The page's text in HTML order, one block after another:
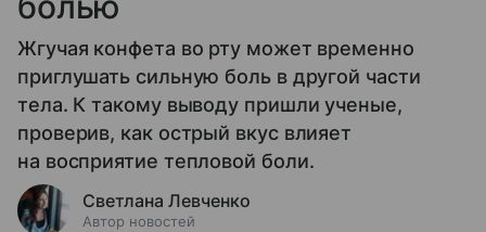
Жгучая конфета во рту может временно
приглушать сильную боль в другой части
тела. К такому выводу пришли ученые,
проверив, как острый вкус влияет
на восприятие тепловой боли.
Светлана Левченко
Автор новостей